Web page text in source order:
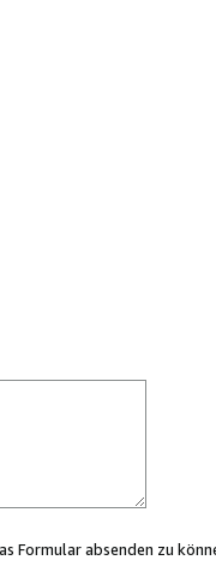
Formular absenden zu